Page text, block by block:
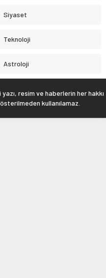
Siyaset
Teknoloji
Astroloji
resim ve haberlerin her hakkı
kullanılamaz.